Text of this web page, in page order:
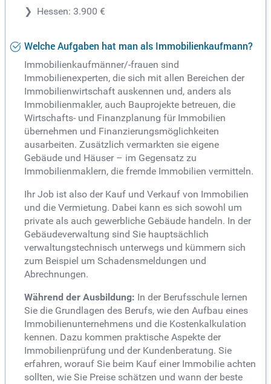
Hessen: 3.900 €
Welche Aufgaben hat man als Immobilienkaufmann?
Immobilienkaufmänner/-frauen sind
Immobilienexperten, die sich mit allen Bereichen der
Immobilienwirtschaft auskennen und, anders als
Immobilienmakler, auch Bauprojekte betreuen, die
Wirtschafts- und Finanzplanung für Immobilien
übernehmen und Finanzierungsmöglichkeiten
ausarbeiten. Zusätzlich vermarkten sie eigene
Gebäude und Häuser – im Gegensatz zu
Immobilienmaklern, die fremde Immobilien vermitteln.
Ihr Job ist also der Kauf und Verkauf von Immobilien
und die Vermietung. Dabei kann es sich sowohl um
private als auch gewerbliche Gebäude handeln. In der
Gebäudeverwaltung sind Sie hauptsächlich
verwaltungstechnisch unterwegs und kümmern sich
zum Beispiel um Schadensmeldungen und
Abrechnungen.
Während der Ausbildung: In der Berufsschule lernen
Sie die Grundlagen des Berufs, wie den Aufbau eines
Immobilienunternehmens und die Kostenkalkulation
kennen. Dazu kommen praktische Aspekte der
Immobilienprüfung und der Kundenberatung. Sie
erfahren, worauf Sie beim Kauf einer Immobilie achten
sollten, wie Sie Preise schätzen und wann der beste